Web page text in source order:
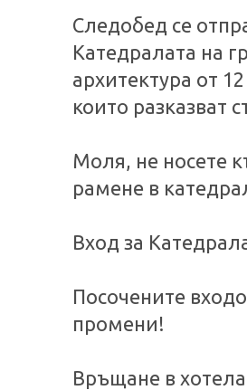
Следобед се
Катедралата на
архитектура от
които разказват
Моля, не носете
рамене в
Вход за
Посочените
промени!
Връщане в хотела